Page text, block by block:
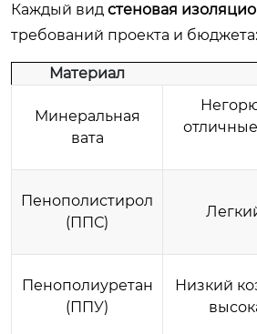
Каждый вид стеновая
требований проекта и бюджета:
Материал
Минеральная
вата
Пенополистирол
(ППС)
Пенополиуретан
(ППУ)
Низкий